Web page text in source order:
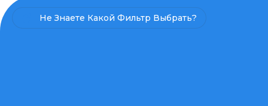
Не Знаете Какой Фильтр Выбрать?